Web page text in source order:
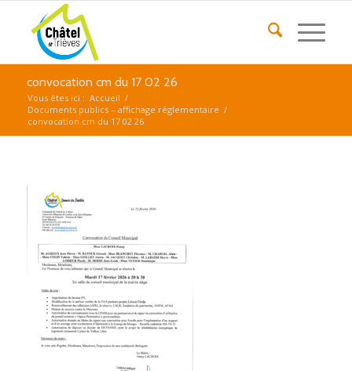
convocation cm du 17 02 26
Vous êtes ici : Accueil /
Documents publics – affichage réglementaire /
convocation cm du 17 02 26